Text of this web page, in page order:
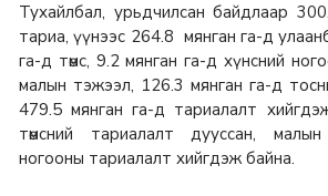
Тухайлбал, урьдчилсан байдлаар
тариа, үүнээс 264.8 мянган га-д
га-д төмс, 9.2 мянган га-д хүнсний
малын тэжээл, 126.3 мянган га-д
479.5 мянган га-д тариалалт
төмсний тариалалт дууссан,
ногооны тариалалт хийгдэж байна.